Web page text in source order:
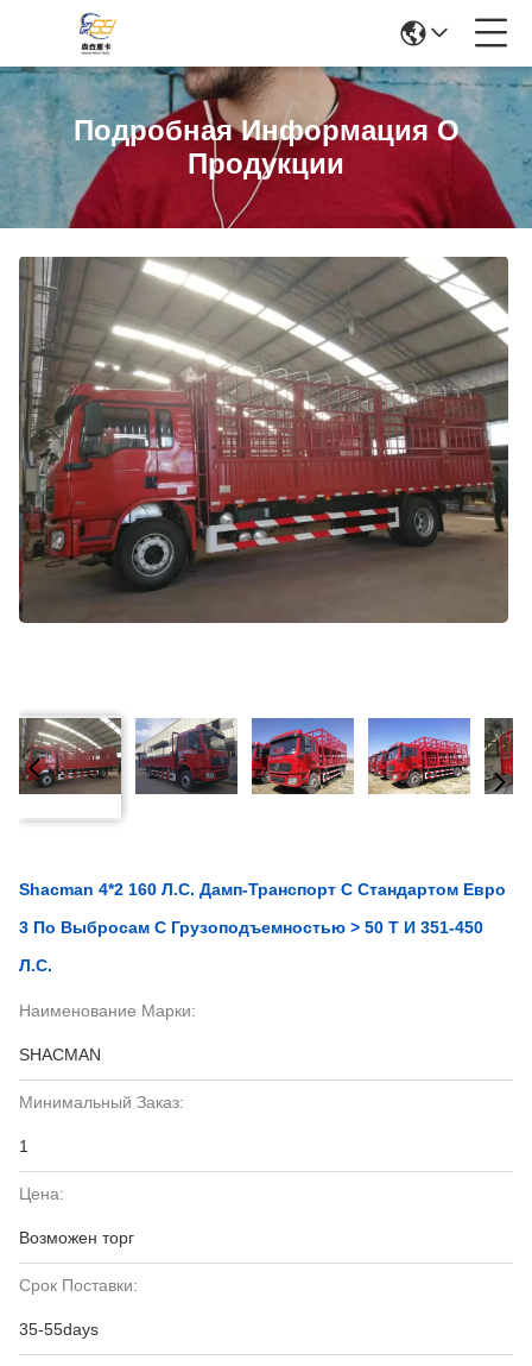
Подробная Информация О
Продукции
Shacman 4*2 160 Л.с. Дамп-Транспорт С Стандартом Евро
3 По Выбросам С Грузоподъемностью > 50 Т И 351-450
Л.с.
Наименование Марки:
SHACMAN
Минимальный Заказ:
1
Цена:
Возможен торг
Срок Поставки:
35-55days